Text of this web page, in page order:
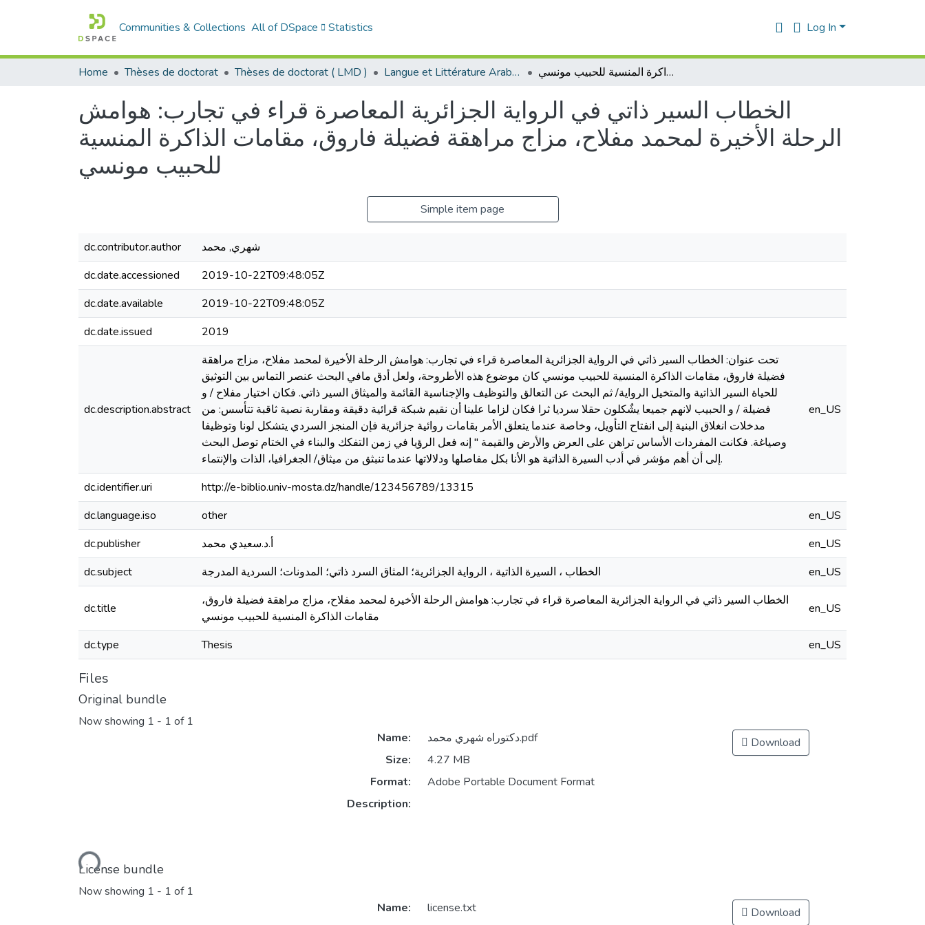
Communities & Collections All of DSpace Statistics Log In
Home Thèses de doctorat Thèses de doctorat ( LMD ) Langue et Littérature Arabes - الأدب العربي الخطاب السير ذاتي في الرواية الجزائرية المعاصرة قراء في تجارب: هوامش الرحلة الأخيرة لمحمد مفلاح، مزاج مراهقة فضيلة فاروق، مقامات الذاكرة المنسية للحبيب مونسي
الخطاب السير ذاتي في الرواية الجزائرية المعاصرة قراء في تجارب: هوامش
الرحلة الأخيرة لمحمد مفلاح، مزاج مراهقة فضيلة فاروق، مقامات الذاكرة المنسية
للحبيب مونسي
Simple item page
dc.contributor.author
شهري, محمد
dc.date.accessioned
2019-10-22T09:48:05Z
dc.date.available
2019-10-22T09:48:05Z
dc.date.issued
2019
dc.description.abstract
تحت عنوان: الخطاب السير ذاتي في الرواية الجزائرية المعاصرة قراء في تجارب: هوامش الرحلة الأخيرة لمحمد مفلاح، مزاج مراهقة
فضيلة فاروق، مقامات الذاكرة المنسية للحبيب مونسي كان موضوع هذه الأطروحة، ولعل أدق مافي البحث عنصر التماس بين التوثيق
للحياة السير الذاتية والمتخيل الرواية/ ثم البحث عن التعالق والتوظيف والإجناسية القائمة والميثاق السير ذاتي. فكان اختيار مفلاح / و
فضيلة / و الحبيب لانهم جميعا يشٌكلون حقلا سرديا ثرا فكان لزاما علينا أن نقيم شبكة قرائية دقيقة ومقاربة نصية ثاقبة تتأسس: من
مدخلات انغلاق البنية إلى انفتاح التأويل، وخاصة عندما يتعلق الأمر بقامات روائية جزائرية فإن المنجز السردي يتشكل لونا وتوظيفا
وصياغة. فكانت المفردات الأساس تراهن على العرض والأرض والقيمة " إنه فعل الرؤيا في زمن التفكك والبناء في الختام توصل البحث
إلى أن أهم مؤشر في أدب السيرة الذاتية هو الأنا بكل مفاصلها ودلالاتها عندما تنبثق من ميثاق/ الجغرافيا، الذات والإنتماء.
en_US
dc.identifier.uri
http://e-biblio.univ-mosta.dz/handle/123456789/13315
dc.language.iso
other
en_US
dc.publisher
أ.د.سعيدي محمد
en_US
dc.subject
الخطاب ، السيرة الذاتية ، الرواية الجزائرية؛ المثاق السرد ذاتي؛ المدونات؛ السردية المدرجة en_US
dc.title
الخطاب السير ذاتي في الرواية الجزائرية المعاصرة قراء في تجارب: هوامش الرحلة الأخيرة لمحمد مفلاح، مزاج مراهقة فضيلة فاروق،
مقامات الذاكرة المنسية للحبيب مونسي
en_US
dc.type Thesis en_US
Files
Original bundle
Now showing 1 - 1 of 1
Loading...
Name:
دكتوراه شهري محمد.pdf
Size:
4.27 MB
Format:
Adobe Portable Document Format
Description:
Download
License bundle
Now showing 1 - 1 of 1
Name:
license.txt
Download